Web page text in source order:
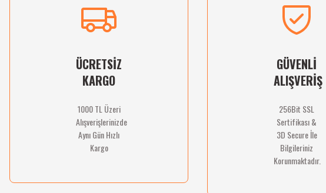
Ürün bilgilerinde hatalar bulunuyor.
ÜCRETSİZ
KARGO
1000 TL Üzeri
Alışverişlerinizde
Aynı Gün Hızlı
Kargo
GÜVENLİ
ALIŞVERİŞ
256Bit SSL
Sertifikası &
3D Secure İle
Bilgileriniz
Korunmaktadır.